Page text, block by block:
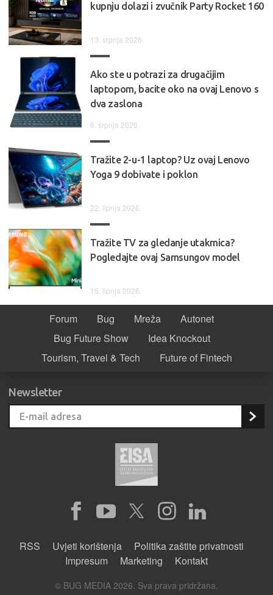
kupnju dolazi i zvučnik Party Rocket 160
13. srpnja 2026.
Ako ste u potrazi za drugačijim
laptopom, bacite oko na ovaj Lenovo s
dva zaslona
6. srpnja 2026.
Tražite 2-u-1 laptop? Uz ovaj Lenovo
Yoga 9 dobivate i poklon
22. lipnja 2026.
Tražite TV za gledanje utakmica?
Pogledajte ovaj Samsungov model
15. lipnja 2026.
Forum Bug Mreža
Autonet
Bug Future Show
Idea Knockout
Tourism, Travel & Tech
Future of Fintech
Newsletter
RSS Uvjeti korištenja
Politika zaštite privatnosti
Impresum
Marketing Kontakt
© BUG MEDIA 2026. Sva prava pridržana.